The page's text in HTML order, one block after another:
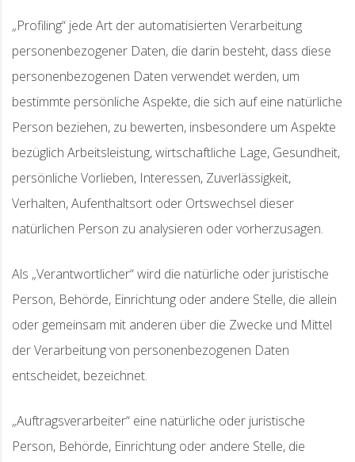
„Profiling“ jede Art der automatisierten Verarbeitung
personenbezogener Daten, die darin besteht, dass diese
personenbezogenen Daten verwendet werden, um
bestimmte persönliche Aspekte, die sich auf eine natürliche
Person beziehen, zu bewerten, insbesondere um Aspekte
bezüglich Arbeitsleistung, wirtschaftliche Lage, Gesundheit,
persönliche Vorlieben, Interessen, Zuverlässigkeit,
Verhalten, Aufenthaltsort oder Ortswechsel dieser
natürlichen Person zu analysieren oder vorherzusagen.
Als „Verantwortlicher“ wird die natürliche oder juristische
Person, Behörde, Einrichtung oder andere Stelle, die allein
oder gemeinsam mit anderen über die Zwecke und Mittel
der Verarbeitung von personenbezogenen Daten
entscheidet, bezeichnet.
„Auftragsverarbeiter“ eine natürliche oder juristische
Person, Behörde, Einrichtung oder andere Stelle, die